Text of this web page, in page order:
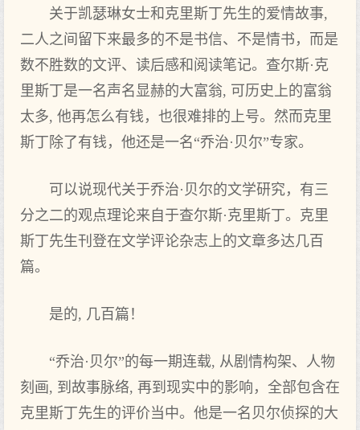
关于凯瑟琳女士和克里斯丁先生的爱情故事,
二人之间留下来最多的不是书信、不是情书，而是
数不胜数的文评、读后感和阅读笔记。查尔斯·克
里斯丁是一名声名显赫的大富翁, 可历史上的富翁
太多, 他再怎么有钱，也很难排的上号。然而克里
斯丁除了有钱，他还是一名“乔治·贝尔”专家。
可以说现代关于乔治·贝尔的文学研究，有三
分之二的观点理论来自于查尔斯·克里斯丁。克里
斯丁先生刊登在文学评论杂志上的文章多达几百
篇。
是的, 几百篇！
“乔治·贝尔”的每一期连载, 从剧情构架、人物
刻画, 到故事脉络, 再到现实中的影响，全部包含在
克里斯丁先生的评价当中。他是一名贝尔侦探的大